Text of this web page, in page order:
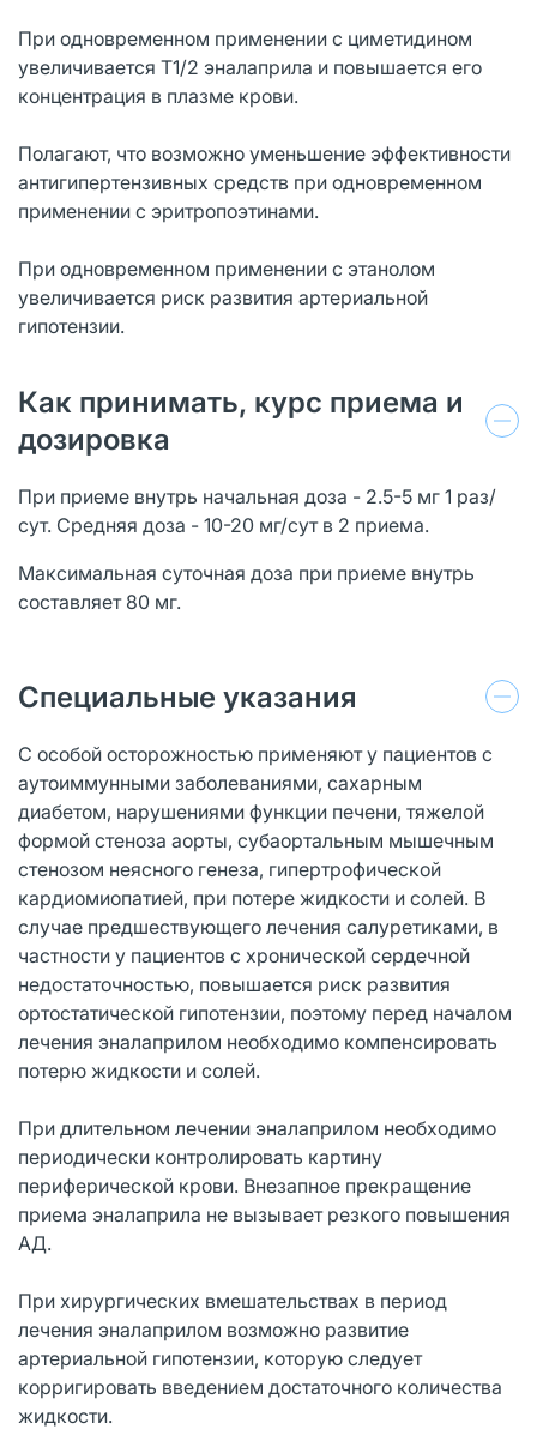
При одновременном применении с циметидином
увеличивается T1/2 эналаприла и повышается его
концентрация в плазме крови.
Полагают, что возможно уменьшение эффективности
антигипертензивных средств при одновременном
применении с эритропоэтинами.
При одновременном применении с этанолом
увеличивается риск развития артериальной
гипотензии.
Как принимать, курс приема и
дозировка
При приеме внутрь начальная доза - 2.5-5 мг 1 раз/
сут. Средняя доза - 10-20 мг/сут в 2 приема.
Максимальная суточная доза при приеме внутрь
составляет 80 мг.
Специальные указания
С особой осторожностью применяют у пациентов с
аутоиммунными заболеваниями, сахарным
диабетом, нарушениями функции печени, тяжелой
формой стеноза аорты, субаортальным мышечным
стенозом неясного генеза, гипертрофической
кардиомиопатией, при потере жидкости и солей. В
случае предшествующего лечения салуретиками, в
частности у пациентов с хронической сердечной
недостаточностью, повышается риск развития
ортостатической гипотензии, поэтому перед началом
лечения эналаприлом необходимо компенсировать
потерю жидкости и солей.
При длительном лечении эналаприлом необходимо
периодически контролировать картину
периферической крови. Внезапное прекращение
приема эналаприла не вызывает резкого повышения
АД.
При хирургических вмешательствах в период
лечения эналаприлом возможно развитие
артериальной гипотензии, которую следует
корригировать введением достаточного количества
жидкости.